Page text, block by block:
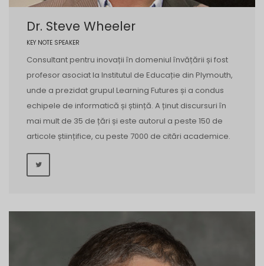
Dr. Steve Wheeler
KEY NOTE SPEAKER
Consultant pentru inovații în domeniul învățării și fost
profesor asociat la Institutul de Educație din Plymouth,
unde a prezidat grupul Learning Futures și a condus
echipele de informatică și știință. A ținut discursuri în
mai mult de 35 de țări și este autorul a peste 150 de
articole științifice, cu peste 7000 de citări academice.